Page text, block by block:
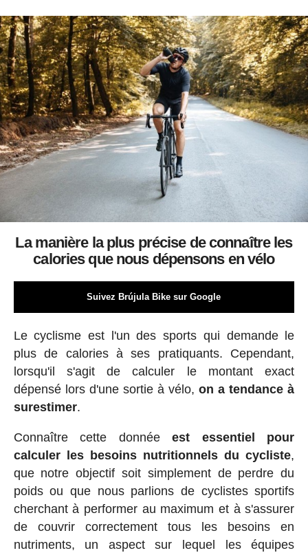
La manière la plus précise de connaître les
calories que nous dépensons en vélo
Suivez Brújula Bike sur Google
Le cyclisme est l'un des sports qui demande le
plus de calories à ses pratiquants. Cependant,
lorsqu'il s'agit de calculer le montant exact
dépensé lors d'une sortie à vélo,on a tendance à
surestimer.
Connaître cette donnéeest essentiel pour
calculer les besoins nutritionnels du cycliste,
que notre objectif soit simplement de perdre du
poids ou que nous parlions de cyclistes sportifs
cherchant à performer au maximum et à s'assurer
de couvrir correctement tous les besoins en
nutriments, un aspect sur lequel les équipes